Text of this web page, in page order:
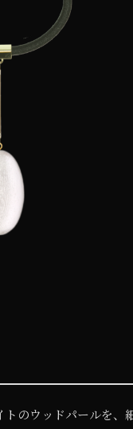
のウッドパールを、